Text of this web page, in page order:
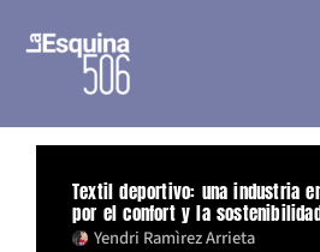
Textil deportivo: una industria
por el confort y la
Yendri Ramìrez Arrieta